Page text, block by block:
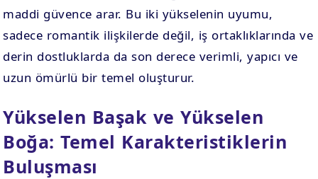
maddi güvence arar. Bu iki yükselenin uyumu,
sadece romantik ilişkilerde değil, iş ortaklıklarında ve
derin dostluklarda da son derece verimli, yapıcı ve
uzun ömürlü bir temel oluşturur.
Yükselen Başak ve Yükselen
Boğa: Temel Karakteristiklerin
Buluşması